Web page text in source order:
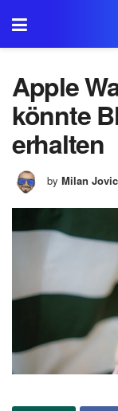
Apple
könnte
erhalten
by Milan